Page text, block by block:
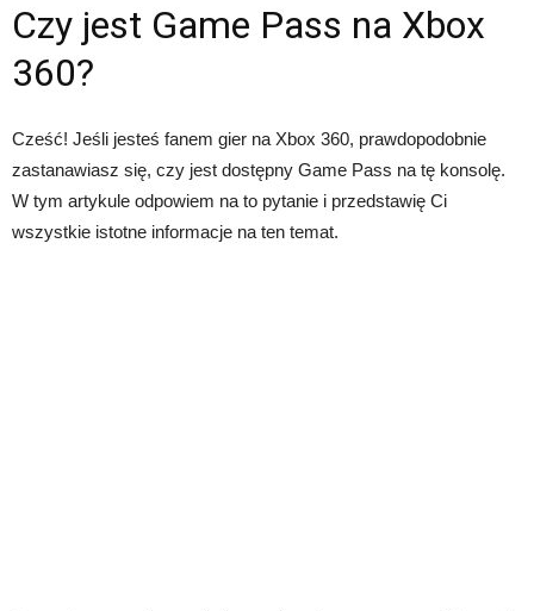
Czy jest Game Pass na Xbox
360?
Cześć! Jeśli jesteś fanem gier na Xbox 360, prawdopodobnie
zastanawiasz się, czy jest dostępny Game Pass na tę konsolę.
W tym artykule odpowiem na to pytanie i przedstawię Ci
wszystkie istotne informacje na ten temat.